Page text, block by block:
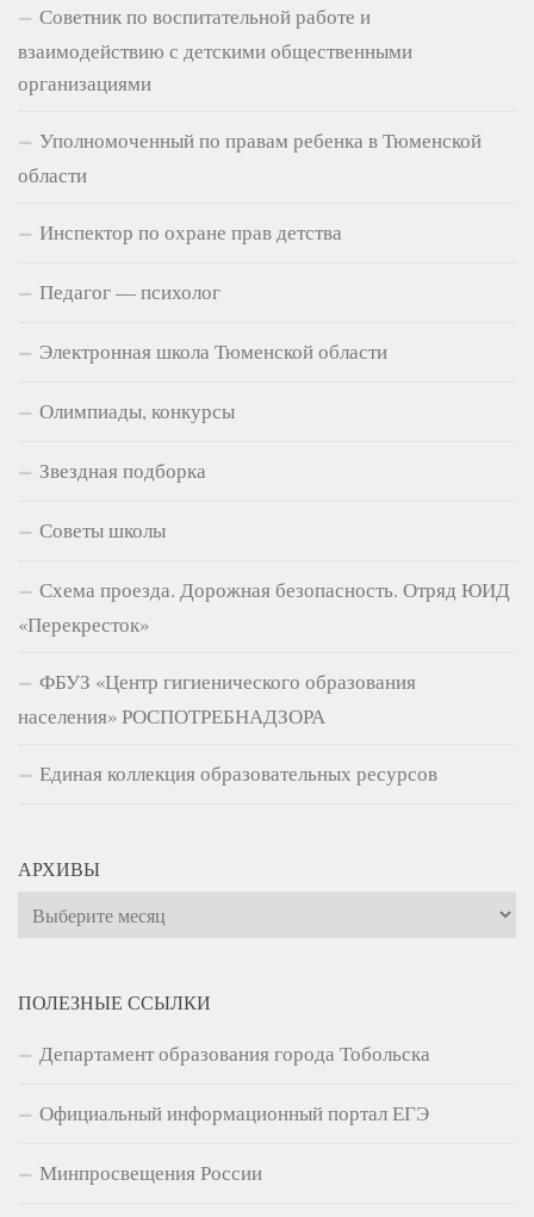
Советник по воспитательной работе и
взаимодействию с детскими общественными
организациями
Уполномоченный по правам ребенка в Тюменской
области
Инспектор по охране прав детства
Педагог — психолог
Электронная школа Тюменской области
Олимпиады, конкурсы
Звездная подборка
Советы школы
Схема проезда. Дорожная безопасность. Отряд ЮИД
«Перекресток»
ФБУЗ «Центр гигиенического образования
населения» РОСПОТРЕБНАДЗОРА
Единая коллекция образовательных ресурсов
АРХИВЫ
Архивы
ПОЛЕЗНЫЕ ССЫЛКИ
Департамент образования города Тобольска
Официальный информационный портал ЕГЭ
Минпросвещения России